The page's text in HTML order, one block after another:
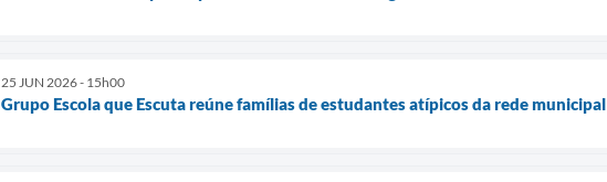
25 JUN 2026 - 15h00
Grupo Escola que Escuta reúne famílias de estudantes atípicos da rede municipal